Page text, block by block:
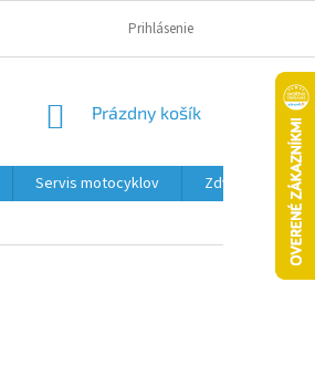
OBCHODNÉ PODMIENKY
Prihlásenie
NÁKUPNÝ
Prázdny košík
Servis motocyklov Zdviháky